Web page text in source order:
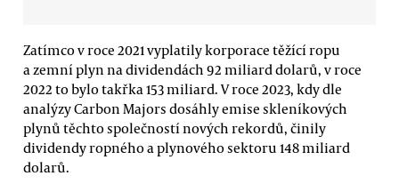
Zatímco v roce 2021 vyplatily korporace těžící ropu
a zemní plyn na dividendách 92 miliard dolarů, v roce
2022 to bylo takřka 153 miliard. V roce 2023, kdy dle
analýzy Carbon Majors dosáhly emise skleníkových
plynů těchto společností nových rekordů, činily
dividendy ropného a plynového sektoru 148 miliard
dolarů.